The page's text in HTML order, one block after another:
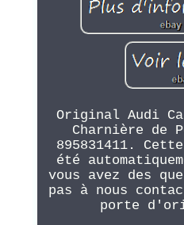
Original Audi
Charnière de
895831411.
été
vous avez des
pas à nous
porte